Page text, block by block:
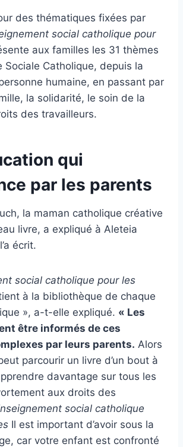
des thématiques fixées par
social catholique pour
aux familles les 31 thèmes
Sociale Catholique, depuis la
humaine, en passant par
la solidarité, le soin de la
des travailleurs.
qui
par les parents
la maman catholique créative
livre, a expliqué à Aleteia
écrit.
social catholique pour les
à la bibliothèque de chaque
», a-t-elle expliqué. « Les
être informés de ces
par leurs parents. Alors
parcourir un livre d’un bout à
davantage sur tous les
aux droits des
social catholique
Il est important d’avoir sous la
car votre enfant est confronté